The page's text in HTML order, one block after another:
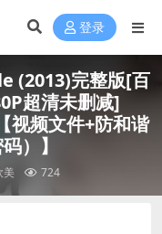
登录
(2013)完整版[百
超清未删减]
视频文件+防和谐
）】
美 724